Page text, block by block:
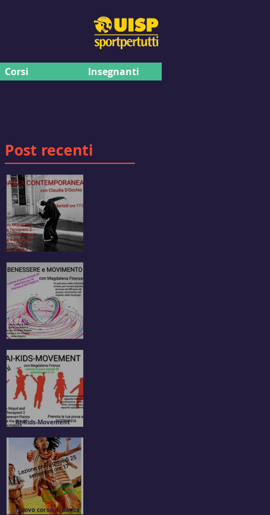
Corsi Insegnanti
Post recenti
CONTEMPORANEA
attività motoria per tutti!
Ai-Kids-Movement
bambini dai 6 ai 10 anni
Nuovo corso di danza